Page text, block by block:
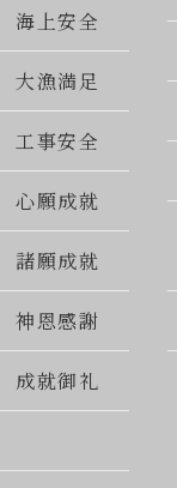
海上安全
大漁満足
工事安全
心願成就
諸願成就
神恩感謝
成就御礼